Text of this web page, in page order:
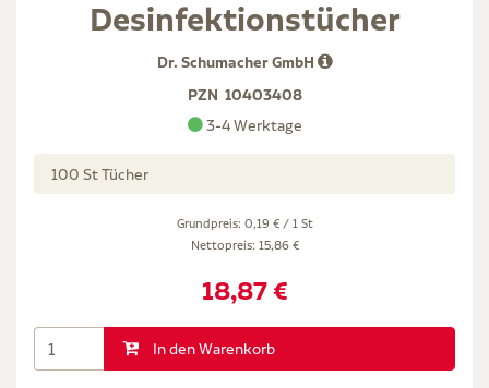
Desinfektionstücher
Dr. Schumacher GmbH
PZN 10403408
3-4 Werktage
100 St Tücher
Grundpreis: 0,19 € / 1 St
Nettopreis: 15,86 €
18,87 €
In den Warenkorb